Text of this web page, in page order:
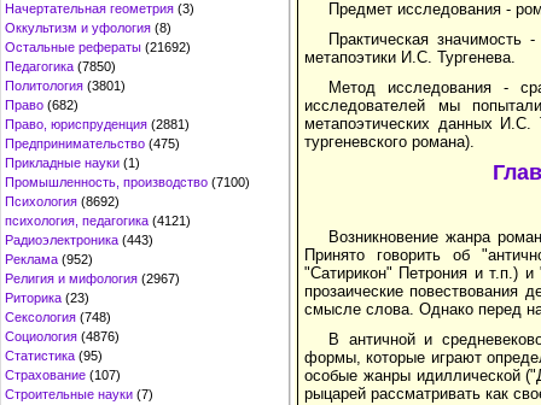
Начертательная геометрия (3)
Оккультизм и уфология (8)
Остальные рефераты (21692)
Педагогика (7850)
Политология (3801)
Право (682)
Право, юриспруденция (2881)
Предпринимательство (475)
Прикладные науки (1)
Промышленность, производство (7100)
Психология (8692)
психология, педагогика (4121)
Радиоэлектроника (443)
Реклама (952)
Религия и мифология (2967)
Риторика (23)
Сексология (748)
Социология (4876)
Статистика (95)
Страхование (107)
Строительные науки (7)
Предмет исследования -
Практическая
метапоэтики И.С. Тургенева.
Метод исследования -
исследователей мы
метапоэтических данных И.С.
тургеневского романа).
Возникновение жанра
Принято говорить об
"Сатирикон" Петрония и т.п.)
прозаические повествования
смысле слова. Однако перед
В античной и
формы, которые играют
особые жанры идиллической
рыцарей рассматривать как